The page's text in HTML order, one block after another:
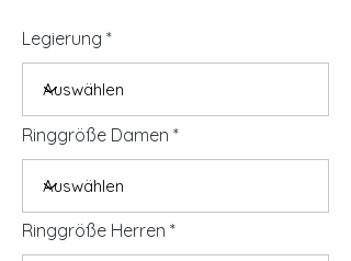
Legierung
Ringgröße Damen
Ringgröße Herren